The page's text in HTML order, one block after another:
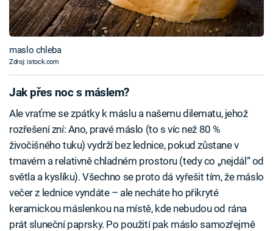
maslo chleba
Zdroj: istock.com
Jak přes noc s máslem?
Ale vraťme se zpátky k máslu a našemu dilematu, jehož
rozřešení zní: Ano, pravé máslo (to s víc než 80 %
živočišného tuku) vydrží bez lednice, pokud zůstane v
tmavém a relativně chladném prostoru (tedy co „nejdál“ od
světla a kyslíku). Všechno se proto dá vyřešit tím, že máslo
večer z lednice vyndáte – ale necháte ho přikryté
keramickou máslenkou na místě, kde nebudou od rána
prát sluneční paprsky. Po použití pak máslo samozřejmě